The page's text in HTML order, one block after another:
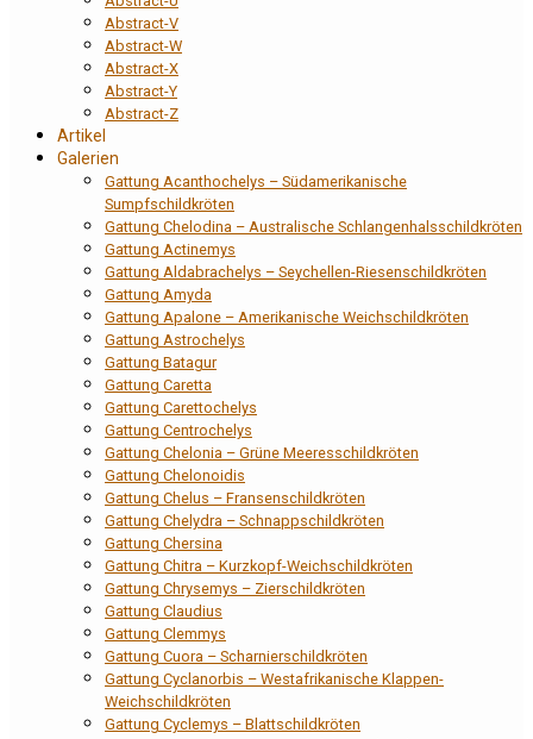
Abstract-V
Abstract-W
Abstract-X
Abstract-Y
Abstract-Z
Artikel
Galerien
Gattung Acanthochelys – Südamerikanische
Sumpfschildkröten
Gattung Chelodina – Australische Schlangenhalsschildkröten
Gattung Actinemys
Gattung Aldabrachelys – Seychellen-Riesenschildkröten
Gattung Amyda
Gattung Apalone – Amerikanische Weichschildkröten
Gattung Astrochelys
Gattung Batagur
Gattung Caretta
Gattung Carettochelys
Gattung Centrochelys
Gattung Chelonia – Grüne Meeresschildkröten
Gattung Chelonoidis
Gattung Chelus – Fransenschildkröten
Gattung Chelydra – Schnappschildkröten
Gattung Chersina
Gattung Chitra – Kurzkopf-Weichschildkröten
Gattung Chrysemys – Zierschildkröten
Gattung Claudius
Gattung Clemmys
Gattung Cuora – Scharnierschildkröten
Gattung Cyclanorbis – Westafrikanische Klappen-
Weichschildkröten
Gattung Cyclemys – Blattschildkröten